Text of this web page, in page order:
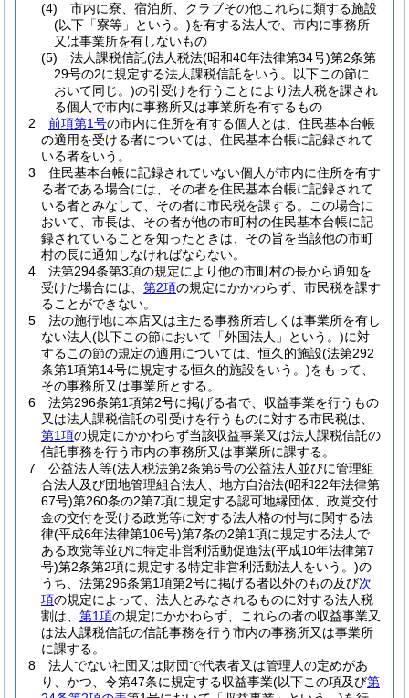
(4)
市内に寮、宿泊所、クラブその他これらに類する施設
(以下「寮等」という。)を有する法人で、市内に事務所
又は事業所を有しないもの
(5)
法人課税信託(法人税法(昭和40年法律第34号)第2条第
29号の2に規定する法人課税信託をいう。以下この節に
おいて同じ。)の引受けを行うことにより法人税を課され
る個人で市内に事務所又は事業所を有するもの
2
前項第1号の市内に住所を有する個人とは、住民基本台帳
の適用を受ける者については、住民基本台帳に記録されて
いる者をいう。
3
住民基本台帳に記録されていない個人が市内に住所を有す
る者である場合には、その者を住民基本台帳に記録されて
いる者とみなして、その者に市民税を課する。
この場合に
おいて、市長は、その者が他の市町村の住民基本台帳に記
録されていることを知ったときは、その旨を当該他の市町
村の長に通知しなければならない。
4
法第294条第3項の規定により他の市町村の長から通知を
受けた場合には、 第2項の規定にかかわらず、市民税を課す
ることができない。
5
法の施行地に本店又は主たる事務所若しくは事業所を有し
ない法人(以下この節において「外国法人」という。)に対
するこの節の規定の適用については、恒久的施設(法第292
条第1項第14号に規定する恒久的施設をいう。)をもって、
その事務所又は事業所とする。
6
法第296条第1項第2号に掲げる者で、収益事業を行うもの
又は法人課税信託の引受けを行うものに対する市民税は、
第1項の規定にかかわらず当該収益事業又は法人課税信託の
信託事務を行う市内の事務所又は事業所に課する。
7
公益法人等(法人税法第2条第6号の公益法人並びに管理組
合法人及び団地管理組合法人、地方自治法(昭和22年法律第
67号)第260条の2第7項に規定する認可地縁団体、政党交付
金の交付を受ける政党等に対する法人格の付与に関する法
律(平成6年法律第106号)第7条の2第1項に規定する法人で
ある政党等並びに特定非営利活動促進法(平成10年法律第7
号)第2条第2項に規定する特定非営利活動法人をいう。)の
うち、法第296条第1項第2号に掲げる者以外のもの及び次
項の規定によって、法人とみなされるものに対する法人税
割は、 第1項の規定にかかわらず、これらの者の収益事業又
は法人課税信託の信託事務を行う市内の事務所又は事業所
に課する。
8
法人でない社団又は財団で代表者又は管理人の定めがあ
り、かつ、令第47条に規定する収益事業(以下この項及び第